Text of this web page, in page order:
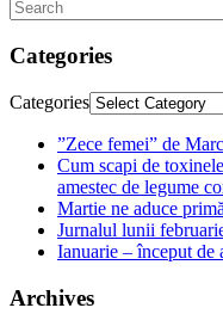
Categories
Categories
”Zece femei” de
Cum scapi de
amestec de legume
Martie ne aduce
Jurnalul lunii
Ianuarie – început de
Archives